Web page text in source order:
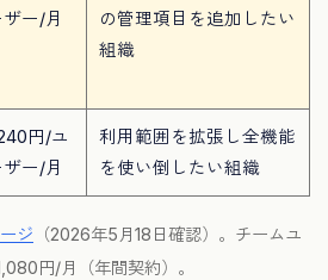
ザー/月
の管理項目を追加したい
組織
円/ユ
ザー/月
利用範囲を拡張し全機能
を使い倒したい組織
ジ （2026年5月18日確認）。チームユ
円/月（年間契約）。